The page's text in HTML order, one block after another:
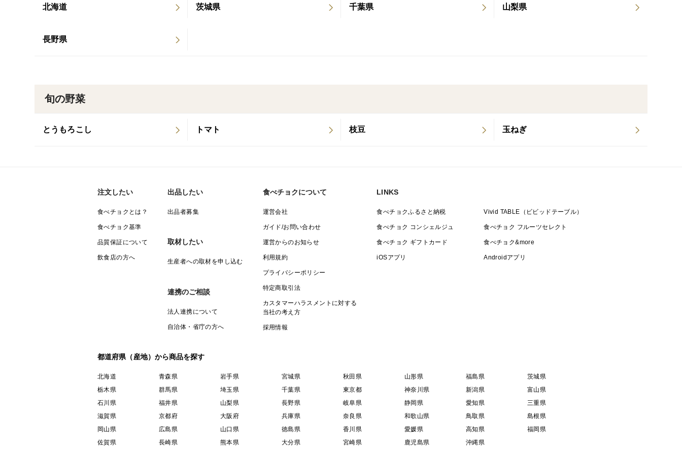
北海道 茨城県 千葉県 山梨県
長野県
旬の野菜
とうもろこし トマト 枝豆 玉ねぎ
注文したい
食べチョクとは？
食べチョク基準
品質保証について
飲食店の方へ
出品したい
出品者募集
取材したい
生産者への取材を申し込む
連携のご相談
法人連携について
自治体・省庁の方へ
食べチョクについて
運営会社
ガイド/お問い合わせ
運営からのお知らせ
利用規約
プライバシーポリシー
特定商取引法
カスタマーハラスメントに対する
当社の考え方
採用情報
LINKS
食べチョクふるさと納税 Vivid TABLE（ビビッドテーブル）
食べチョク コンシェルジュ 食べチョク フルーツセレクト
食べチョク ギフトカード 食べチョク&more
iOSアプリ Androidアプリ
都道府県（産地）から商品を探す
北海道 青森県 岩手県 宮城県 秋田県 山形県 福島県
茨城県
栃木県
群馬県 埼玉県 千葉県 東京都 神奈川県 新潟県
富山県
石川県
福井県 山梨県 長野県 岐阜県 静岡県 愛知県
三重県
滋賀県
京都府 大阪府 兵庫県 奈良県 和歌山県 鳥取県
島根県
岡山県
広島県 山口県 徳島県 香川県 愛媛県 高知県
福岡県
佐賀県
長崎県 熊本県 大分県 宮崎県 鹿児島県 沖縄県